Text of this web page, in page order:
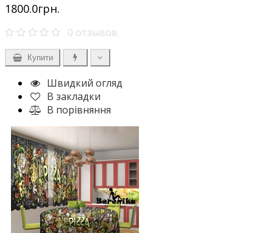
1800.0грн.
0 отзывов
Купити
Швидкий огляд
В закладки
В порівняння